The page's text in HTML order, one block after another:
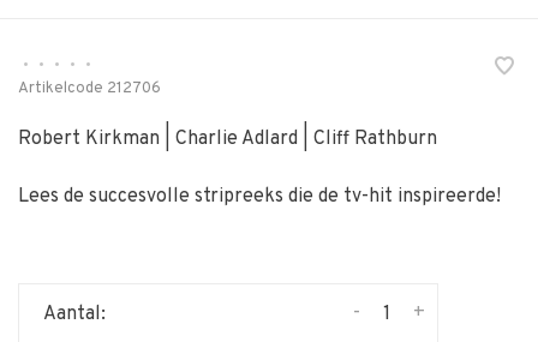
• • • •
•
Artikelcode 212706
Robert Kirkman | Charlie Adlard | Cliff Rathburn
Lees de succesvolle stripreeks die de tv-hit inspireerde!
Aantal: +
-